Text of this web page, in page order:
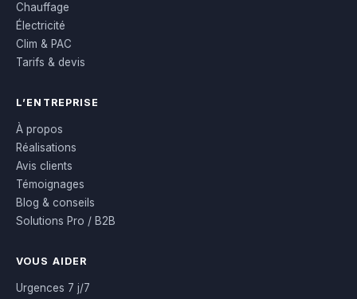
Chauffage
Électricité
Clim & PAC
Tarifs & devis
L’ENTREPRISE
À propos
Réalisations
Avis clients
Témoignages
Blog & conseils
Solutions Pro / B2B
VOUS AIDER
Urgences 7 j/7